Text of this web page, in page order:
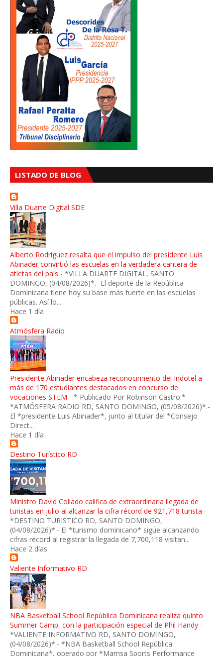
LISTADO DE BLOG
Villa Duarte Digital SDE
Alberto Rodríguez resalta que el impulso del presidente Luis
Abinader convirtió las escuelas en la verdadera cantera de
atletas del país - *VILLA DUARTE DIGITAL, SANTO
DOMINGO, (04/08/2026)*.- El deporte de la República
Dominicana tiene hoy su base más fuerte en las escuelas
públicas. Así lo...
Hace 1 día
Atmósfera Radio
Presidente Abinader encabeza reconocimiento del Indotel a
más de 170 estudiantes destacados en concurso de
vocaciones STEM - * Publicado Por Robinson Castro.*
*ATMÓSFERA RADIO RD, SANTO DOMINGO, (05/08/2026)*.-
El *presidente Luis Abinader*, junto al titular del *Consejo
Direct...
Hace 1 día
Destino Turístico RD
Ministro David Collado califica de extraordinaria llegada de
turistas en julio al alcanzar la cifra récord de 921,718 turista -
*DESTINO TURISTICO RD, SANTO DOMINGO,
(04/08/2026)*.- El *turismo dominicano* sigue alcanzando
cifras récord al registrar la llegada de 7,700,118 visitan...
Hace 2 días
Valiente Informativo RD
NBA Basketball School República Dominicana realiza quinto
Summer Camp, con la participación especial de Phil Handy -
*VALIENTE INFORMATIVO RD, SANTO DOMINGO,
(04/08/2026)*.- *NBA Basketball School República
Dominicana*, operado por *Mamsa Sports Performance